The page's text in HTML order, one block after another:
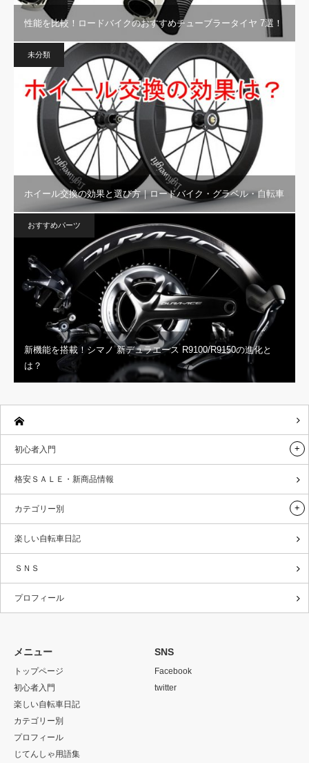
性能を比較！ロードバイクのおすすめチューブラータイヤ 7選！
未分類
ホイール交換の効果と選び方｜ロードバイク・グラベル・自転車
おすすめパーツ
新機能を搭載！シマノ 新デュラエース R9100/R9150の進化と
は？
初心者入門
格安ＳＡＬＥ・新商品情報
カテゴリー別
楽しい自転車日記
ＳＮＳ
プロフィール
メニュー
トップページ
初心者入門
楽しい自転車日記
カテゴリー別
プロフィール
じてんしゃ用語集
SNS
Facebook
twitter